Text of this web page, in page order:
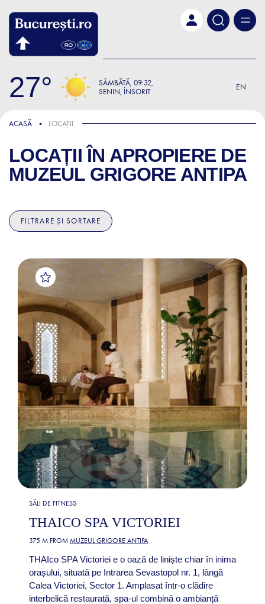
27 SÂMBĂTĂ 09:32
SENIN, ÎNSORIT
EN
ACASĂ LOCAȚII
LOCAȚII ÎN APROPIERE DE
MUZEUL GRIGORE ANTIPA
FILTRARE ȘI SORTARE
SĂLI DE FITNESS
THAICO SPA VICTORIEI
375 M FROM MUZEUL GRIGORE ANTIPA
THAIco SPA Victoriei e o oază de liniște chiar în inima
orașului, situată pe Intrarea Sevastopol nr. 1, lângă
Calea Victoriei, Sector 1. Amplasat într-o clădire
interbelică restaurată, spa-ul combină o ambianță